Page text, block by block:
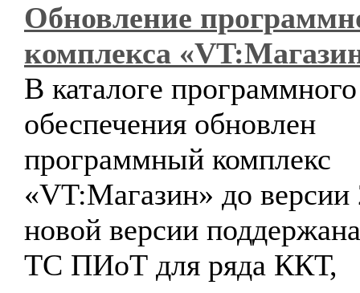
Обновление
комплекса
В каталоге программного
обеспечения обновлен
программный комплекс
«VT:Магазин» до
новой версии
ТС ПИоТ для ряда ККТ,